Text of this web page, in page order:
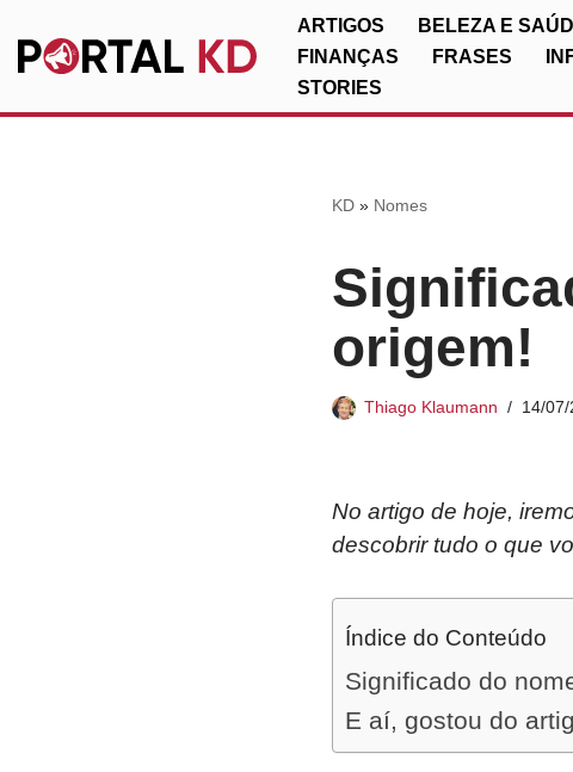
Pular
ARTIGOS BELEZA E
FINANÇAS
FRASES
STORIES
KD» Nomes
origem!
Thiago Klaumann 14/07/
No artigo de hoje,
descobrir tudo o que
Índice do Conteúdo
Significado do
E aí, gostou do